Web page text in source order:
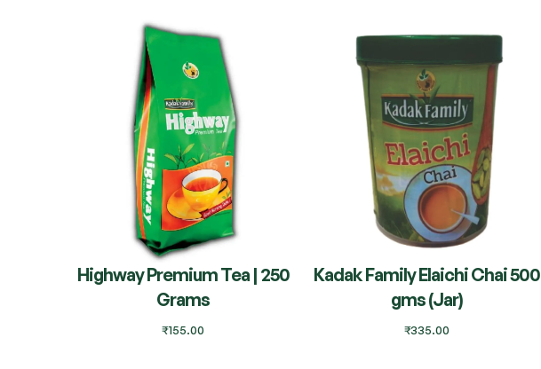
Highway Premium Tea | 250
Grams
₹155.00
Kadak Family Elaichi Chai 500
gms (Jar)
₹335.00